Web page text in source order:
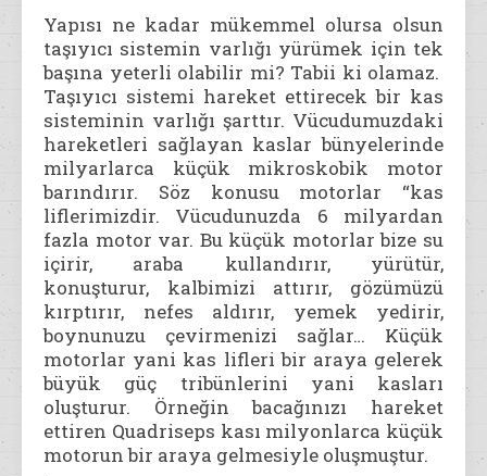
Yapısı ne kadar mükemmel olursa olsun
taşıyıcı sistemin varlığı yürümek için tek
başına yeterli olabilir mi? Tabii ki olamaz.
Taşıyıcı sistemi hareket ettirecek bir kas
sisteminin varlığı şarttır. Vücudumuzdaki
hareketleri sağlayan kaslar bünyelerinde
milyarlarca küçük mikroskobik motor
barındırır. Söz konusu motorlar “kas
liflerimizdir. Vücudunuzda 6 milyardan
fazla motor var. Bu küçük motorlar bize su
içirir, araba kullandırır, yürütür,
konuşturur, kalbimizi attırır, gözümüzü
kırptırır, nefes aldırır, yemek yedirir,
boynunuzu çevirmenizi sağlar… Küçük
motorlar yani kas lifleri bir araya gelerek
büyük güç tribünlerini yani kasları
oluşturur. Örneğin bacağınızı hareket
ettiren Quadriseps kası milyonlarca küçük
motorun bir araya gelmesiyle oluşmuştur.